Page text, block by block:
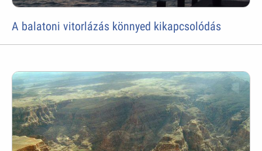
A balatoni vitorlázás könnyed kikapcsolódás